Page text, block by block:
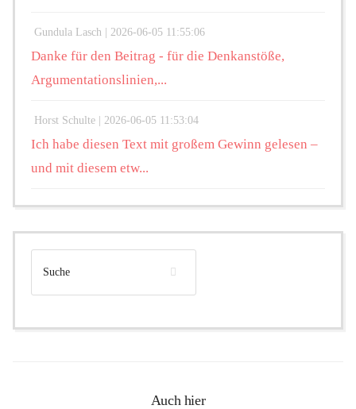
Gundula Lasch | 2026-06-05 11:55:06
Danke für den Beitrag - für die Denkanstöße,
Argumentationslinien,...
Horst Schulte | 2026-06-05 11:53:04
Ich habe diesen Text mit großem Gewinn gelesen –
und mit diesem etw...
Auch hier